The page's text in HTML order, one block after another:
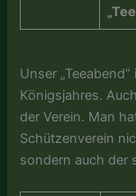
Unser
Königsjahres.
der Verein. Man
Schützenverein
sondern auch der